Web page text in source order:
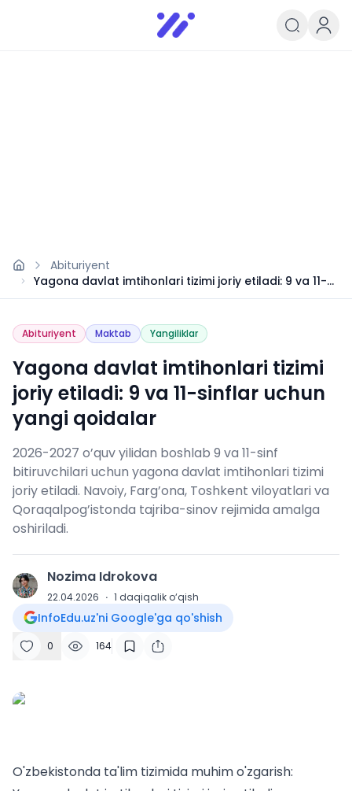
Infoedu
Ta&#039;lim xabarlari va
Abituriyent
Yagona davlat imtihonlari tizimi joriy etiladi: 9 va 11-
sinflar uchun yangi qoidalar
Abituriyent Maktab Yangiliklar
Yagona davlat imtihonlari tizimi
joriy etiladi: 9 va 11-sinflar uchun
yangi qoidalar
2026-2027 o’quv yilidan boshlab 9 va 11-sinf
bitiruvchilari uchun yagona davlat imtihonlari tizimi
joriy etiladi. Navoiy, Farg’ona, Toshkent viloyatlari va
Qoraqalpog’istonda tajriba-sinov rejimida amalga
oshiriladi.
N Nozima Idrokova
22.04.2026 · 1 daqiqalik o‘qish
InfoEdu.uz'ni Google'ga qo'shish
0 164
O'zbekistonda ta'lim tizimida muhim o'zgarish: